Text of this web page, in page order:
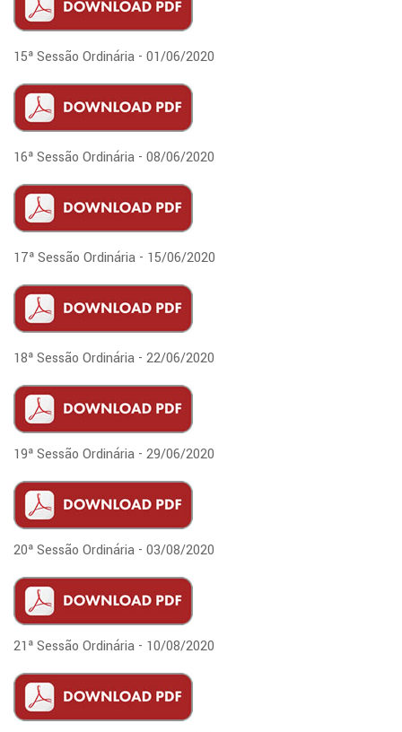
15ª Sessão Ordinária - 01/06/2020
16ª Sessão Ordinária - 08/06/2020
17ª Sessão Ordinária - 15/06/2020
18ª Sessão Ordinária - 22/06/2020
19ª Sessão Ordinária - 29/06/2020
20ª Sessão Ordinária - 03/08/2020
21ª Sessão Ordinária - 10/08/2020